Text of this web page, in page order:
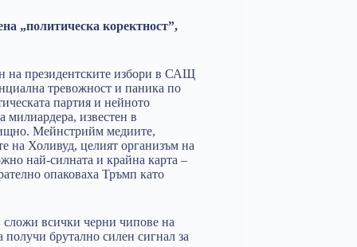
„политическа коректност”,
на президентските избори в САЩ
тревожност и паника по
партия и нейното
милиардера, известен в
Мейнстрийм медиите,
на Холивуд, целият организъм на
най-силната и крайна карта –
опаковаха Тръмп като
всички черни чипове на
получи брутално силен сигнал за